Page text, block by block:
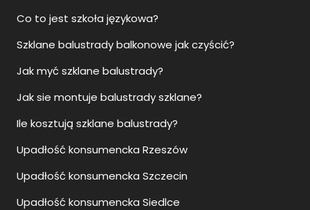
Co to jest szkoła językowa?
Szklane balustrady balkonowe jak czyścić?
Jak myć szklane balustrady?
Jak sie montuje balustrady szklane?
Ile kosztują szklane balustrady?
Upadłość konsumencka Rzeszów
Upadłość konsumencka Szczecin
Upadłość konsumencka Siedlce